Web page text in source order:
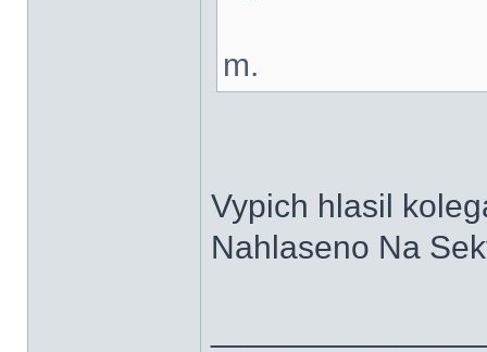
m.
Vypich hlasil
Nahlaseno Na